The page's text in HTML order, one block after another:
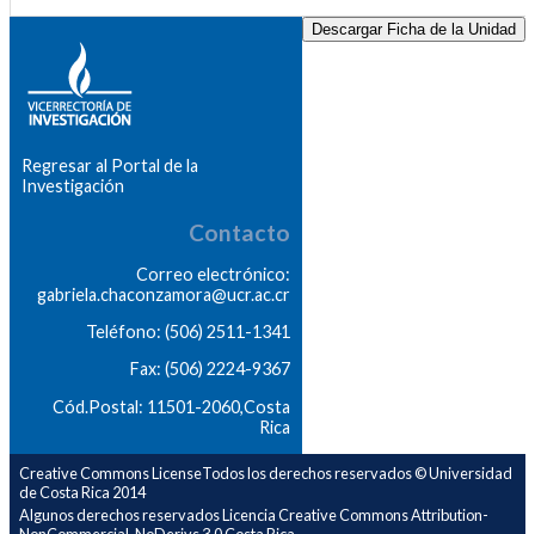
Descargar Ficha de la Unidad
Regresar al Portal de la
Investigación
Contacto
Correo electrónico:
gabriela.chaconzamora@ucr.ac.cr
Teléfono: (506) 2511-1341
Fax: (506) 2224-9367
Cód.Postal: 11501-2060,Costa
Rica
Creative Commons LicenseTodos los derechos reservados © Universidad
de Costa Rica 2014
Algunos derechos reservados Licencia Creative Commons Attribution-